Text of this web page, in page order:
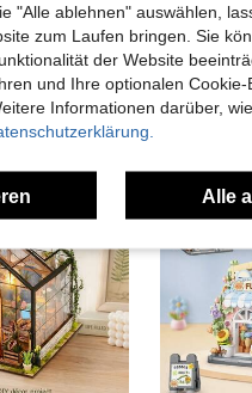
"Alle ablehnen" auswählen,
zum Laufen bringen. Sie
der Website
und Ihre optionalen Cookie-
Informationen darüber,
Alle